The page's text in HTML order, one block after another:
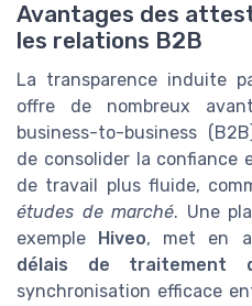
Avantages des
les relations B2B
La transparence induite
offre de nombreux
business-to-business
de consolider la confiance
de travail plus fluide,
études de marché. Une
exemple Hiveo, met en
délais de traitement
synchronisation efficace